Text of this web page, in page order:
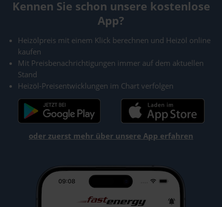
Kennen Sie schon unsere kostenlose
App?
Heizölpreis mit einem Klick berechnen und Heizöl online
kaufen
Mit Preisbenachrichtigungen immer auf dem aktuellen
Stand
Heizöl-Preisentwicklungen im Chart verfolgen
oder zuerst mehr über unsere App erfahren